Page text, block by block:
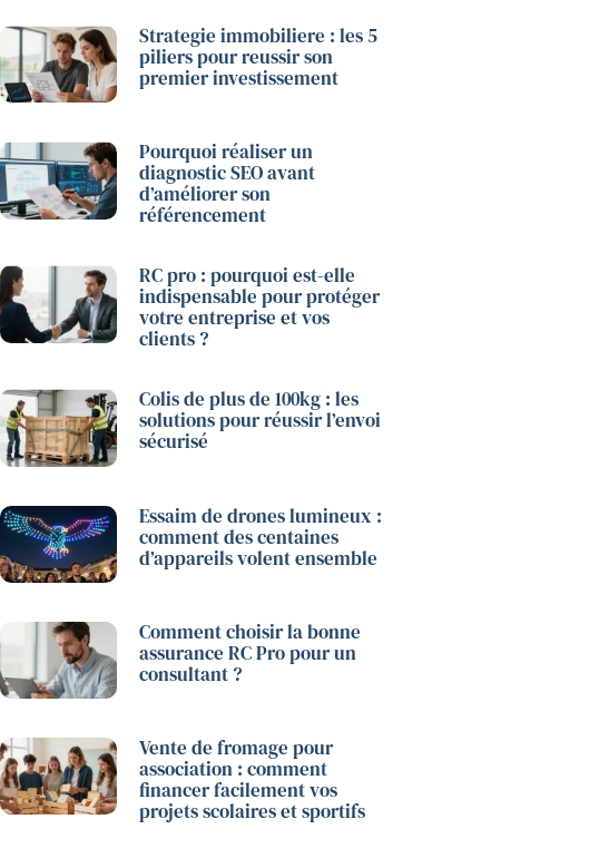
Strategie immobiliere : les 5
piliers pour reussir son
premier investissement
Pourquoi réaliser un
diagnostic SEO avant
d’améliorer son
référencement
RC pro : pourquoi est-elle
indispensable pour protéger
votre entreprise et vos
clients ?
Colis de plus de 100kg : les
solutions pour réussir l’envoi
sécurisé
Essaim de drones lumineux :
comment des centaines
d’appareils volent ensemble
Comment choisir la bonne
assurance RC Pro pour un
consultant ?
Vente de fromage pour
association : comment
financer facilement vos
projets scolaires et sportifs